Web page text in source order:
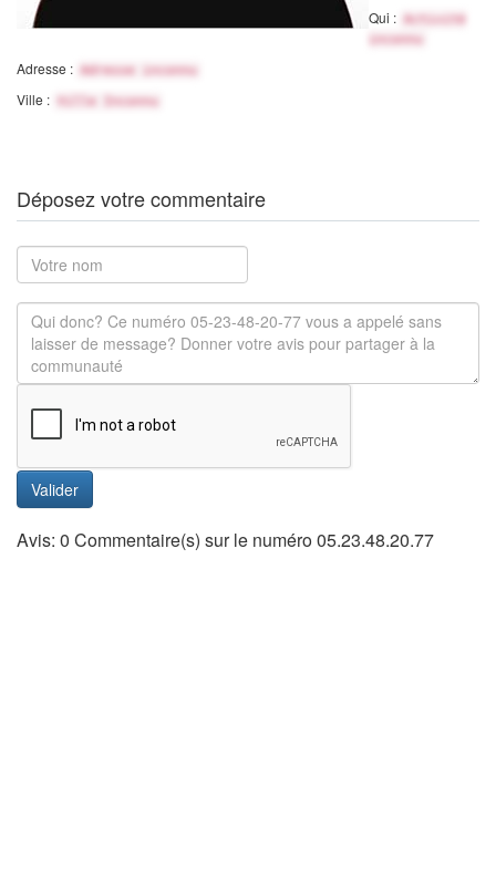
Qui :
Activité
inconnu
Adresse : Adresse inconnu
Ville : Ville Inconnu
Déposez votre commentaire
Valider
Avis: 0 Commentaire(s) sur le numéro 05.23.48.20.77